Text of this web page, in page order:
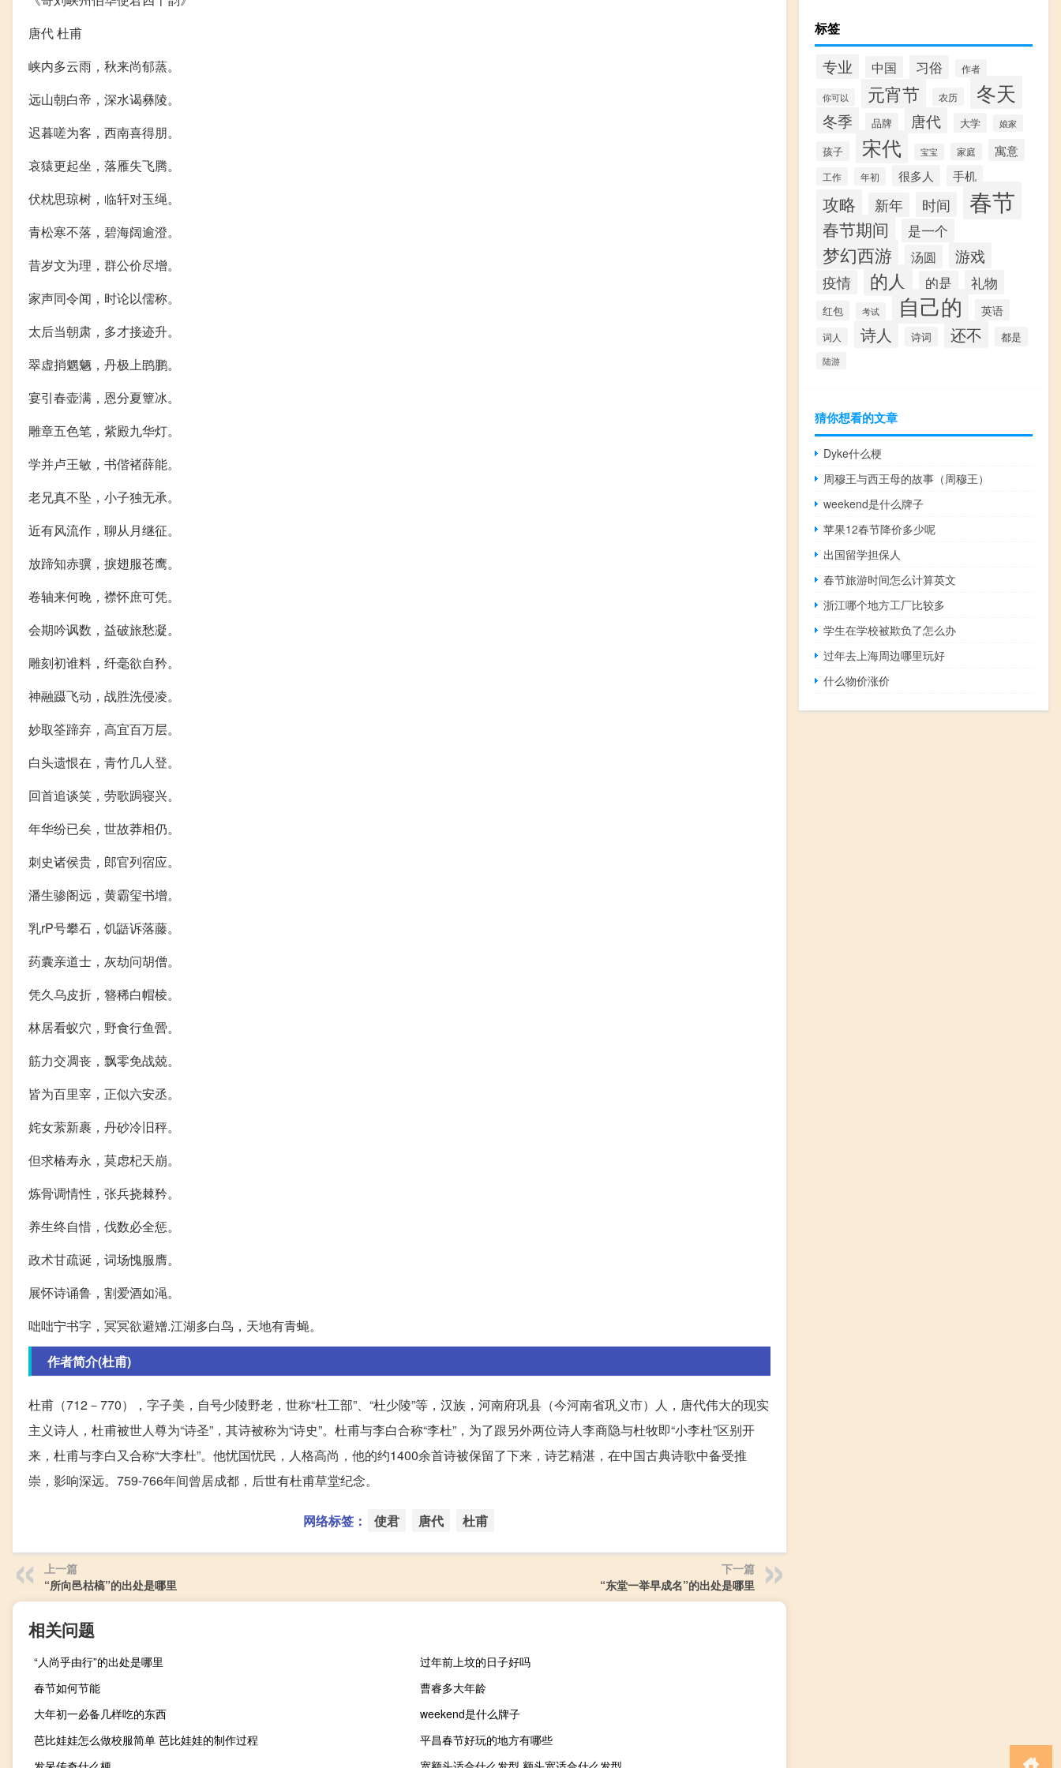
唐代 杜甫
峡内多云雨，秋来尚郁蒸。
远山朝白帝，深水谒彝陵。
迟暮嗟为客，西南喜得朋。
哀猿更起坐，落雁失飞腾。
伏枕思琼树，临轩对玉绳。
青松寒不落，碧海阔逾澄。
昔岁文为理，群公价尽增。
家声同令闻，时论以儒称。
太后当朝肃，多才接迹升。
翠虚捎魍魉，丹极上鹍鹏。
宴引春壶满，恩分夏簟冰。
雕章五色笔，紫殿九华灯。
学并卢王敏，书偕褚薛能。
老兄真不坠，小子独无承。
近有风流作，聊从月继征。
放蹄知赤骥，捩翅服苍鹰。
卷轴来何晚，襟怀庶可凭。
会期吟讽数，益破旅愁凝。
雕刻初谁料，纤毫欲自矜。
神融蹑飞动，战胜洗侵凌。
妙取筌蹄弃，高宜百万层。
白头遗恨在，青竹几人登。
回首追谈笑，劳歌跼寝兴。
年华纷已矣，世故莽相仍。
刺史诸侯贵，郎官列宿应。
潘生骖阁远，黄霸玺书增。
乳rP号攀石，饥鼯诉落藤。
药囊亲道士，灰劫问胡僧。
凭久乌皮折，簪稀白帽棱。
林居看蚁穴，野食行鱼罾。
筋力交凋丧，飘零免战兢。
皆为百里宰，正似六安丞。
姹女萦新裹，丹砂冷旧秤。
但求椿寿永，莫虑杞天崩。
炼骨调情性，张兵挠棘矜。
养生终自惜，伐数必全惩。
政术甘疏诞，词场愧服膺。
展怀诗诵鲁，割爱酒如渑。
咄咄宁书字，冥冥欲避矰.江湖多白鸟，天地有青蝇。
作者简介(杜甫)
杜甫（712－770），字子美，自号少陵野老，世称“杜工部”、“杜少陵”等，汉族，河南府巩县（今河南省巩义市）人，唐代伟大的现实
主义诗人，杜甫被世人尊为“诗圣”，其诗被称为“诗史”。杜甫与李白合称“李杜”，为了跟另外两位诗人李商隐与杜牧即“小李杜”区别开
来，杜甫与李白又合称“大李杜”。他忧国忧民，人格高尚，他的约1400余首诗被保留了下来，诗艺精湛，在中国古典诗歌中备受推
崇，影响深远。759-766年间曾居成都，后世有杜甫草堂纪念。
网络标签： 使君 唐代 杜甫
上一篇
“所向邑枯槁”的出处是哪里
下一篇
“东堂一举早成名”的出处是哪里
相关问题
“人尚乎由行”的出处是哪里
过年前上坟的日子好吗
春节如何节能
曹睿多大年龄
大年初一必备几样吃的东西
weekend是什么牌子
芭比娃娃怎么做校服简单 芭比娃娃的制作过程
平昌春节好玩的地方有哪些
标签
专业 中国 习俗 作者
你可以 元宵节 农历 冬天
冬季 品牌 唐代 大学 娘家
孩子 宋代 宝宝 家庭 寓意
工作 年初 很多人 手机
攻略 新年 时间 春节
春节期间 是一个
梦幻西游 汤圆 游戏
疫情 的人 的是 礼物
红包 考试 自己的 英语
词人 诗人 诗词 还不 都是
陆游
猜你想看的文章
Dyke什么梗
周穆王与西王母的故事（周穆王）
weekend是什么牌子
苹果12春节降价多少呢
出国留学担保人
春节旅游时间怎么计算英文
浙江哪个地方工厂比较多
学生在学校被欺负了怎么办
过年去上海周边哪里玩好
什么物价涨价